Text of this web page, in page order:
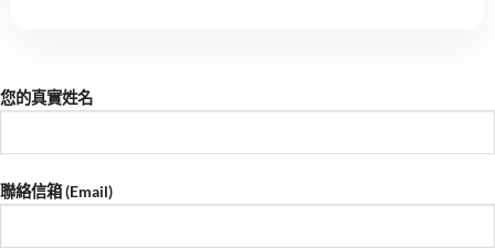
您的真實姓名
聯絡信箱 (Email)